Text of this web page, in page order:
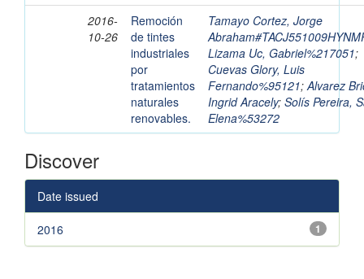
2016-
10-26
Remoción
de tintes
industriales
por
tratamientos
naturales
renovables.
Tamayo Cortez, Jorge
Lizama Uc, Gabriel%217051;
Cuevas Glory, Luis
Fernando%95121;Alvarez
Ingrid Aracely; Solís Pereira,
Elena%53272
Discover
Date issued
1
2016